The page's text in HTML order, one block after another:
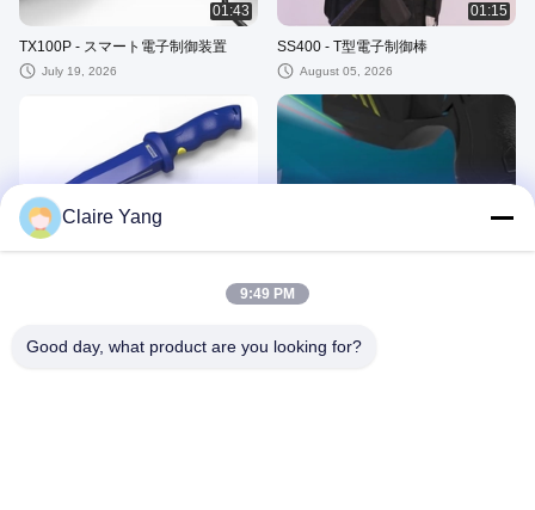
01:43
TX100P - スマート電子制御装置
July 19, 2026
01:15
SS400 - T型電子制御棒
August 05, 2026
SK100 - 電子制御訓練ナイフ
02:12
HUSHA 会社 紹介
Claire Yang
9:49 PM
Good day, what product are you looking for?